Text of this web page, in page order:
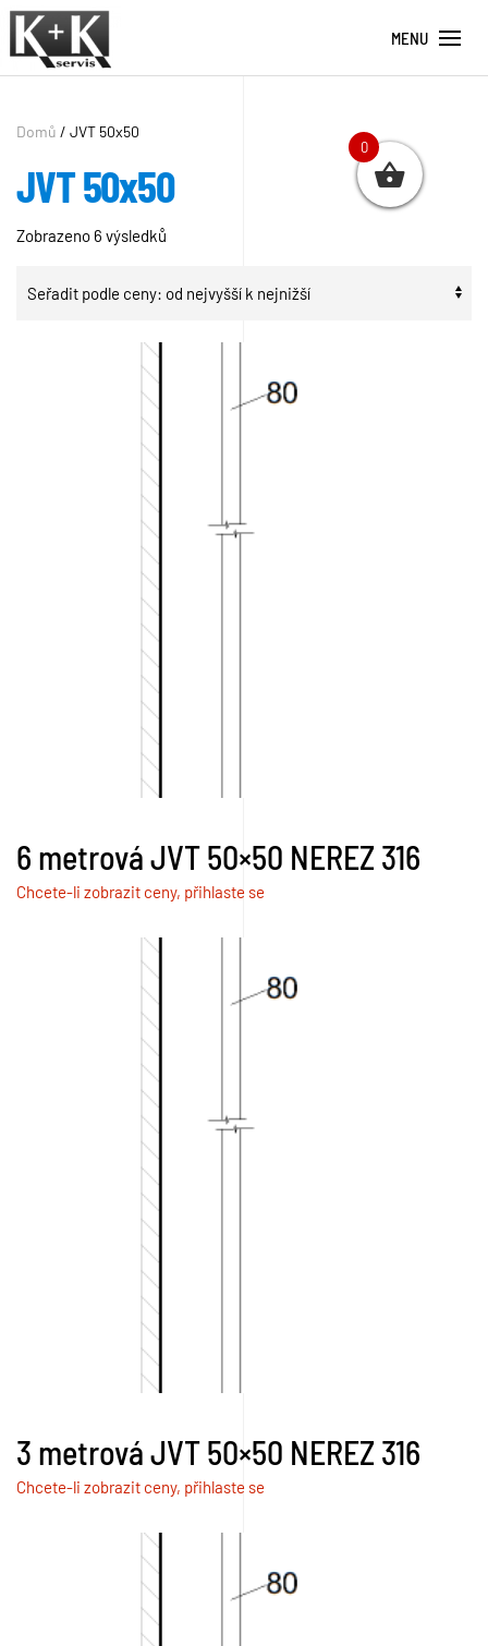
MENU
Domů / JVT 50x50
JVT 50x50
Zobrazeno 6 výsledků
od
nejvyšší
6 metrová JVT 50×50 NEREZ 316
Chcete-li zobrazit ceny, přihlaste se
3 metrová JVT 50×50 NEREZ 316
Chcete-li zobrazit ceny, přihlaste se
0